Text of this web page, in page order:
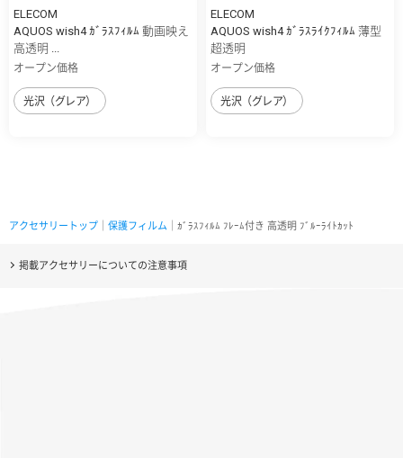
ELECOM
AQUOS wish4 ｶﾞﾗｽﾌｨﾙﾑ 動画映え
高透明 ...
オープン価格
光沢（グレア）
ELECOM
AQUOS wish4 ｶﾞﾗｽﾗｲｸﾌｨﾙﾑ 薄型
超透明
オープン価格
光沢（グレア）
アクセサリートップ 保護フィルム ｜ｶﾞﾗｽﾌｨﾙﾑ ﾌﾚｰﾑ付き 高透明 ﾌﾞﾙｰﾗｲﾄｶｯﾄ
掲載アクセサリーについての注意事項